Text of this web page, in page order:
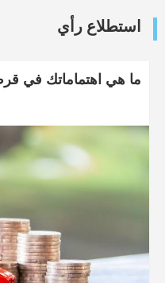
استطلاع رأي
ما هي اهتماماتك في